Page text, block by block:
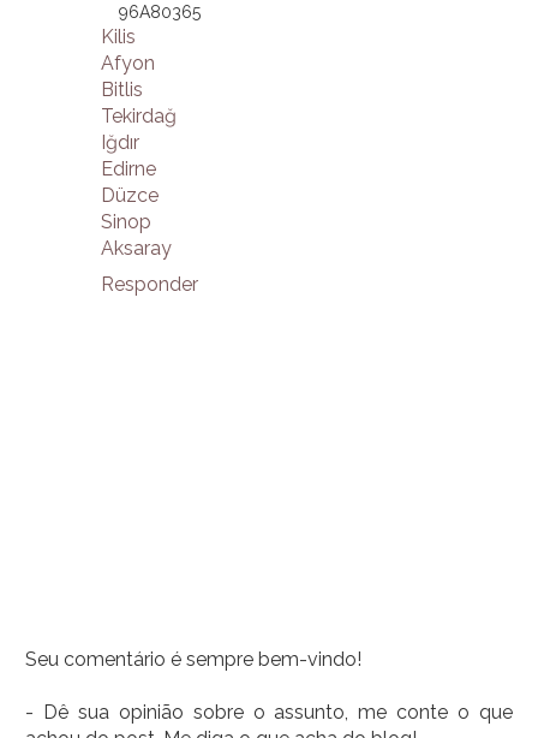
96A80365
Kilis
Afyon
Bitlis
Tekirdağ
Iğdır
Edirne
Düzce
Sinop
Aksaray
Responder
Seu comentário é sempre bem-vindo!
- Dê sua opinião sobre o assunto, me conte o que